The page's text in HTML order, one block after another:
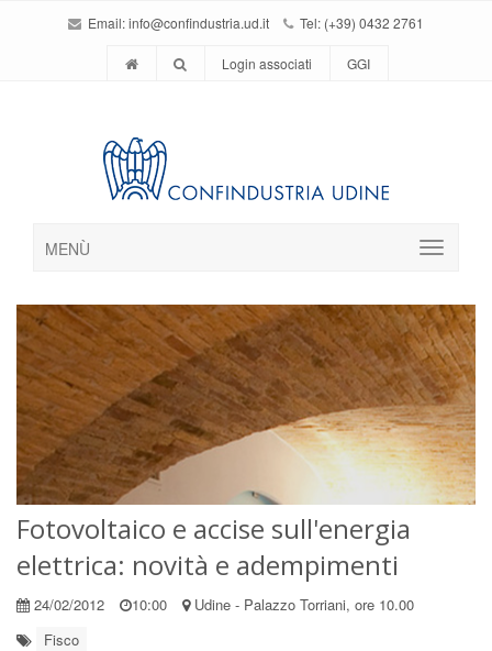
Email:info@confindustria.ud.it Tel: (+39) 0432 2761
Login associati GGI
MENÙ
Fotovoltaico e accise sull'energia
elettrica: novità e adempimenti
24/02/2012 10:00
Udine - Palazzo Torriani, ore 10.00
Fisco